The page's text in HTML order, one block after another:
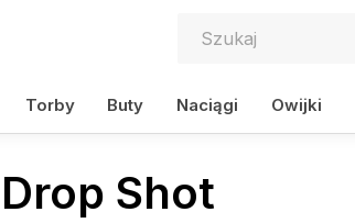
Torby Buty Naciągi Owijki
Drop Shot